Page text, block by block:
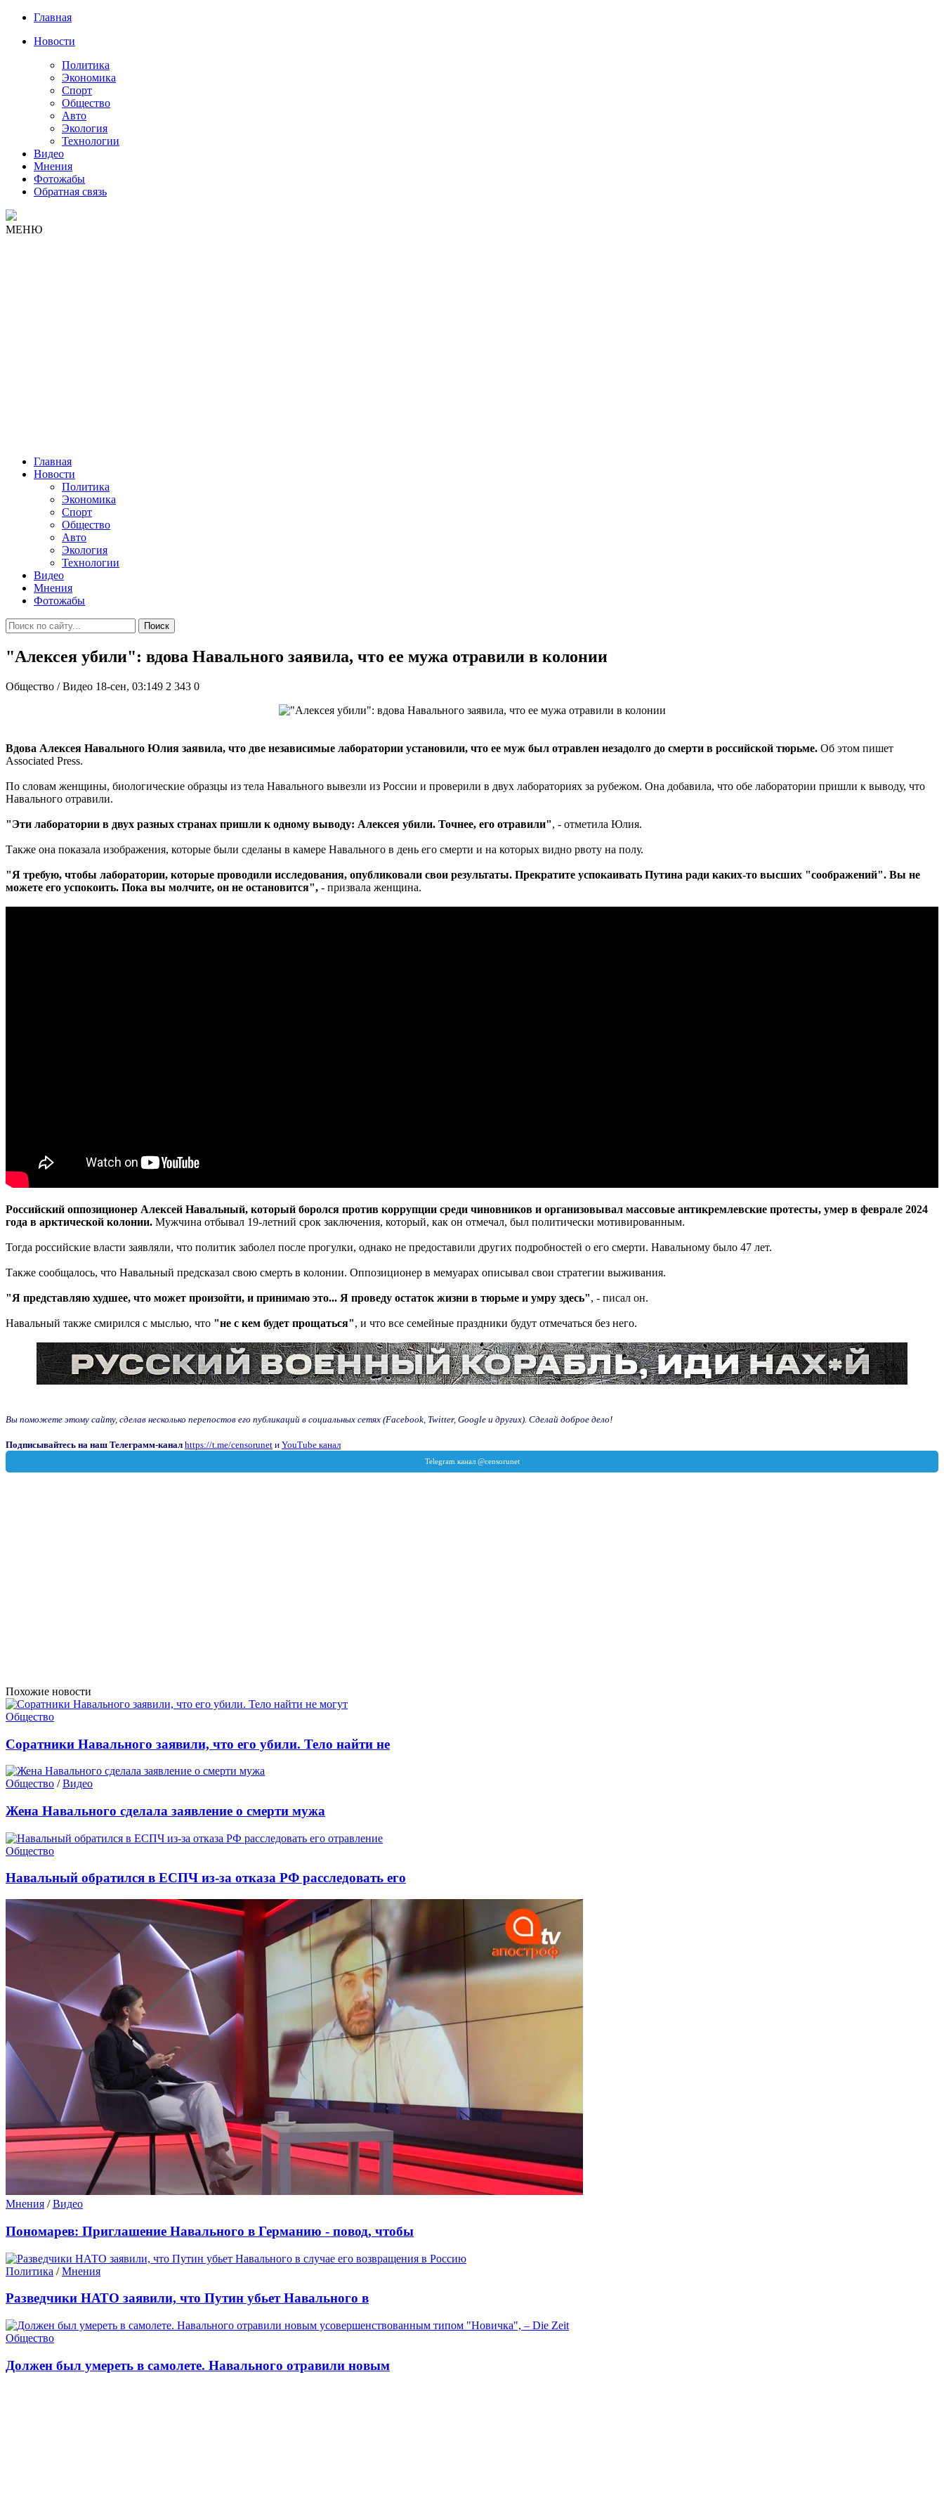
Главная
Новости
Политика
Экономика
Спорт
Общество
Авто
Экология
Технологии
Видео
Мнения
Фотожабы
Обратная связь
МЕНЮ
Главная
Новости
Политика
Экономика
Спорт
Общество
Авто
Экология
Технологии
Видео
Мнения
Фотожабы
Поиск
"Алексея убили": вдова Навального заявила, что ее мужа отравили в колонии
Общество / Видео 18-сен, 03:149 2 343 0
Вдова Алексея Навального Юлия заявила, что две независимые лаборатории установили, что ее муж был отравлен незадолго до смерти в российской тюрьме. Об этом пишет
Associated Press.
По словам женщины, биологические образцы из тела Навального вывезли из России и проверили в двух лабораториях за рубежом. Она добавила, что обе лаборатории пришли к выводу, что
Навального отравили.
"Эти лаборатории в двух разных странах пришли к одному выводу: Алексея убили. Точнее, его отравили", - отметила Юлия.
Также она показала изображения, которые были сделаны в камере Навального в день его смерти и на которых видно рвоту на полу.
"Я требую, чтобы лаборатории, которые проводили исследования, опубликовали свои результаты. Прекратите успокаивать Путина ради каких-то высших "соображений". Вы не
можете его успокоить. Пока вы молчите, он не остановится", - призвала женщина.
Российский оппозиционер Алексей Навальный, который боролся против коррупции среди чиновников и организовывал массовые антикремлевские протесты, умер в феврале 2024
года в арктической колонии. Мужчина отбывал 19-летний срок заключения, который, как он отмечал, был политически мотивированным.
Тогда российские власти заявляли, что политик заболел после прогулки, однако не предоставили других подробностей о его смерти. Навальному было 47 лет.
Также сообщалось, что Навальный предсказал свою смерть в колонии. Оппозиционер в мемуарах описывал свои стратегии выживания.
"Я представляю худшее, что может произойти, и принимаю это... Я проведу остаток жизни в тюрьме и умру здесь", - писал он.
Навальный также смирился с мыслью, что "не с кем будет прощаться", и что все семейные праздники будут отмечаться без него.
Вы поможете этому сайту, сделав несколько перепостов его публикаций в социальных сетях (Facebook, Twitter, Google и других). Сделай доброе дело!
Подписывайтесь на наш Телеграмм-канал https://t.me/censorunet и YouTube канал
Похожие новости
Общество
Соратники Навального заявили, что его убили. Тело найти не
Общество /Видео
Жена Навального сделала заявление о смерти мужа
Общество
Навальный обратился в ЕСПЧ из-за отказа РФ расследовать его
Мнения /Видео
Пономарев: Приглашение Навального в Германию - повод, чтобы
Политика /Мнения
Разведчики НАТО заявили, что Путин убьет Навального в
Общество
Должен был умереть в самолете. Навального отравили новым